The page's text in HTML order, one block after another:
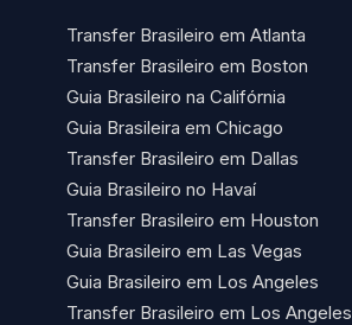
Transfer Brasileiro em Atlanta
Transfer Brasileiro em Boston
Guia Brasileiro na Califórnia
Guia Brasileira em Chicago
Transfer Brasileiro em Dallas
Guia Brasileiro no Havaí​
Transfer Brasileiro em Houston
Guia Brasileiro em Las Vegas
Guia Brasileiro em Los Angeles
Transfer Brasileiro em Los Angeles